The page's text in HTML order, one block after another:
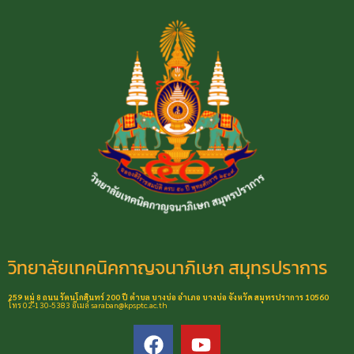
วิทยาลัยเทคนิคกาญจนาภิเษก สมุทรปราการ
259 หมู่ 8 ถนน รัตนโกสินทร์ 200 ปี ตำบล บางบ่อ อำเภอ บางบ่อ จังหวัด สมุทรปราการ 10560
โทร 02-130-5383 อีเมล์ saraban@kpsptc.ac.th